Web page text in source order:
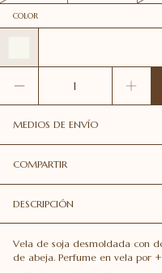
COLOR
MEDIOS DE ENVÍO
COMPARTIR
DESCRIPCIÓN
Vela de soja desmoldada con
de abeja. Perfume en vela por